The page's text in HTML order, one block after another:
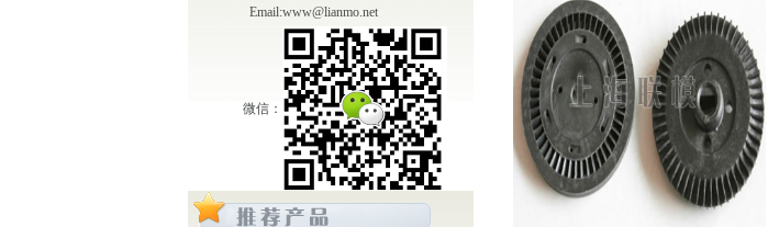
Email:www@lianmo.net
微信：